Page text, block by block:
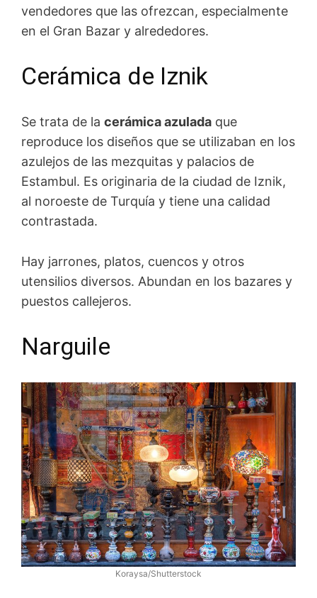
vendedores que las ofrezcan, especialmente
en el Gran Bazar y alrededores.
Cerámica de Iznik
Se trata de la cerámica azulada que
reproduce los diseños que se utilizaban en los
azulejos de las mezquitas y palacios de
Estambul. Es originaria de la ciudad de Iznik,
al noroeste de Turquía y tiene una calidad
contrastada.
Hay jarrones, platos, cuencos y otros
utensilios diversos. Abundan en los bazares y
puestos callejeros.
Narguile
Koraysa/Shutterstock